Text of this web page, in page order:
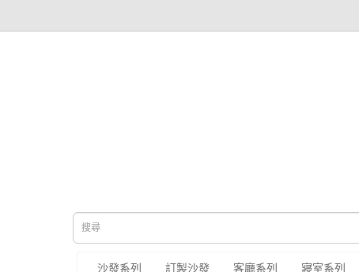
沙發系列 訂製沙發 客廳系列 寢室系列